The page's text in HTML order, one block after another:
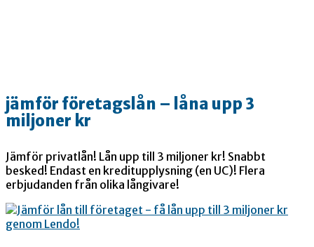
jämför företagslån – låna upp 3
miljoner kr
Jämför privatlån! Lån upp till 3 miljoner kr! Snabbt
besked! Endast en kreditupplysning (en UC)! Flera
erbjudanden från olika långivare!